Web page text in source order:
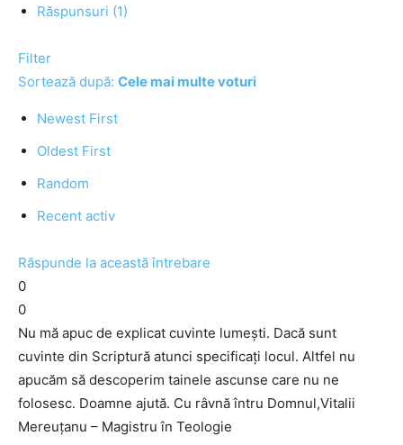
Răspunsuri (1)
Filter
Sortează după: Cele mai multe voturi
Newest First
Oldest First
Random
Recent activ
Răspunde la această întrebare
0
0
Nu mă apuc de explicat cuvinte lumești. Dacă sunt
cuvinte din Scriptură atunci specificați locul. Altfel nu
apucăm să descoperim tainele ascunse care nu ne
folosesc. Doamne ajută. Cu râvnă întru Domnul,Vitalii
Mereuţanu – Magistru în Teologie